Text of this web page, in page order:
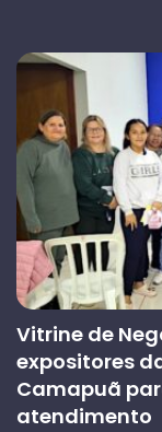
Vitrine de
expositores
Camapuã
atendimento